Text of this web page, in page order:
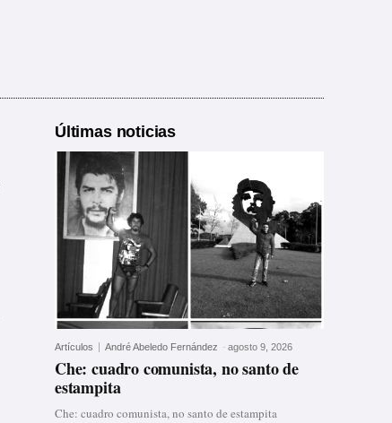
Últimas noticias
Artículos André Abeledo Fernández - agosto 9, 2026
Che: cuadro comunista, no santo de
estampita
Che: cuadro comunista, no santo de estampita